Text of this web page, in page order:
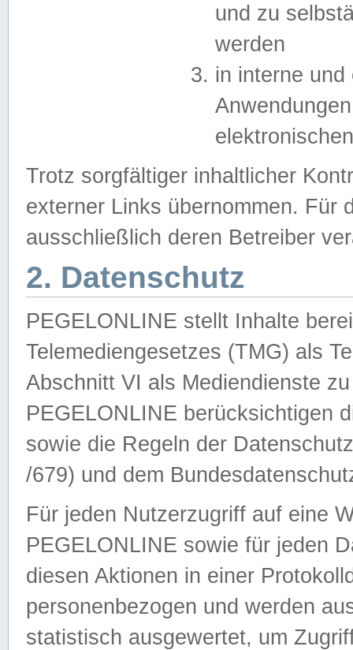
und zu
werden
in interne
Trotz sorgfältiger inhaltlicher
externer Links übernommen. Für
ausschließlich deren Betreiber
2. Datenschutz
PEGELONLINE stellt Inhalte
Telemediengesetzes (TMG) als
Abschnitt VI als Mediendienste
PEGELONLINE berücksichtigen
sowie die Regeln der
/679) und dem
Für jeden Nutzerzugriff auf eine
PEGELONLINE sowie für jeden
diesen Aktionen in einer
personenbezogen und werden
statistisch ausgewertet, um